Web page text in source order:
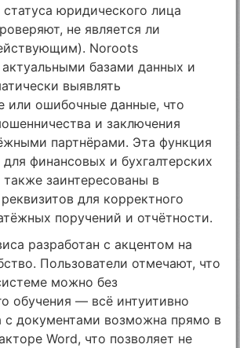
юридического лица
не является ли
Noroots
актуальными базами данных и
выявлять
или ошибочные данные, что
и заключения
партнёрами. Эта функция
финансовых и бухгалтерских
заинтересованы в
для корректного
поручений и отчётности.
разработан с акцентом на
Пользователи отмечают, что
можно без
обучения — всё интуитивно
с документами возможна прямо в
Word, что позволяет не